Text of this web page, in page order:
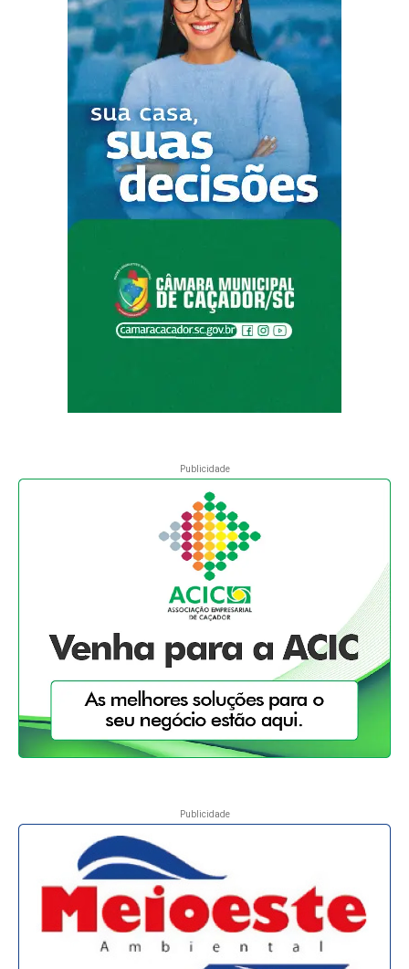
Publicidade
Publicidade